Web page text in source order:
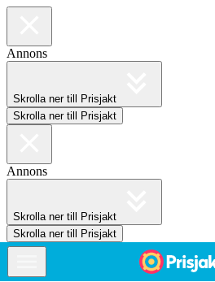
Annons
Skrolla ner till Prisjakt
Skrolla ner till Prisjakt
Annons
Skrolla ner till Prisjakt
Skrolla ner till Prisjakt